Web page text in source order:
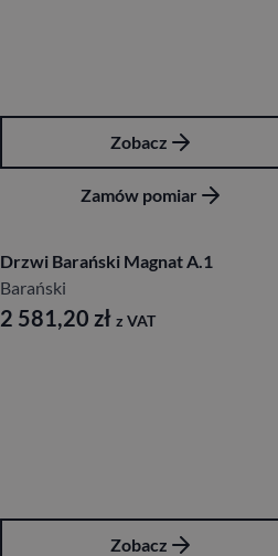
Zobacz
Zamów pomiar
Drzwi Barański Magnat A.1
Barański
2 581,20 zł z VAT
Zobacz